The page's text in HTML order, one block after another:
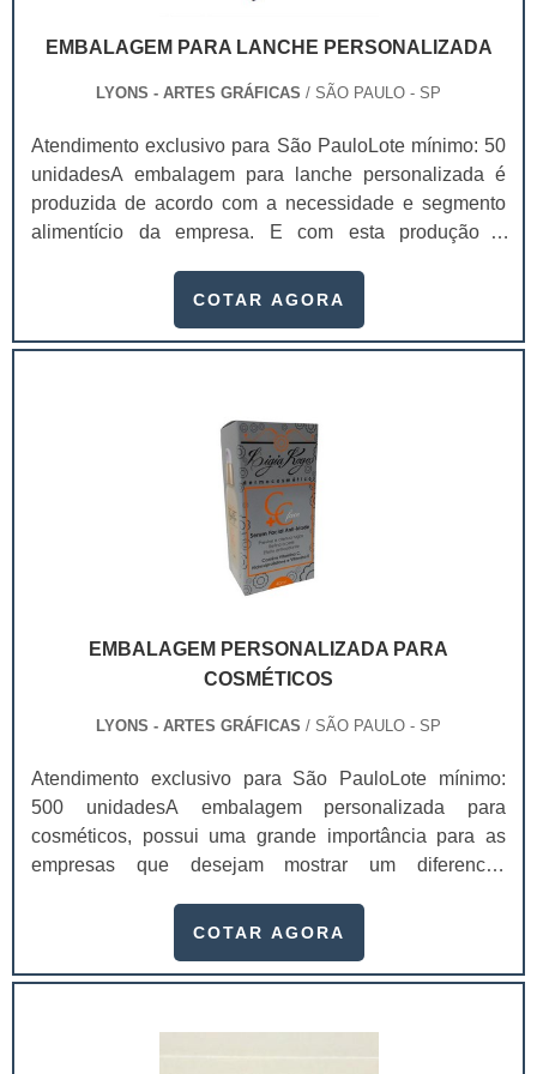
EMBALAGEM PARA LANCHE PERSONALIZADA
LYONS - ARTES GRÁFICAS / SÃO PAULO - SP
Atendimento exclusivo para São PauloLote mínimo: 50
unidadesA embalagem para lanche personalizada é
produzida de acordo com a necessidade e segmento
alimentício da empresa. E com esta produção é
visto que a comunicação investida na embalagem
as vendas. Com as embalagens para lanche
COTAR AGORA
EMBALAGEM PERSONALIZADA PARA
COSMÉTICOS
LYONS - ARTES GRÁFICAS / SÃO PAULO - SP
Atendimento exclusivo para São PauloLote mínimo:
500 unidadesA embalagem personalizada para
cosméticos, possui uma grande importância para as
empresas que desejam mostrar um diferencial
primeira impressão do cliente para com o seu produto.
os dois, através disso, ela adquire a capacidade de
a marca. Além disso, o design de uma embalagem
COTAR AGORA